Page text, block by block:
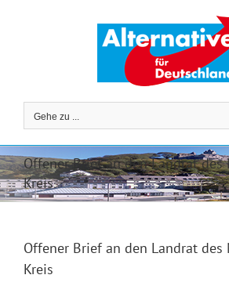
Gehe zu ...
Offener Brief an den Landrat des
Kreis
Offener Brief an den Landrat des
Kreis